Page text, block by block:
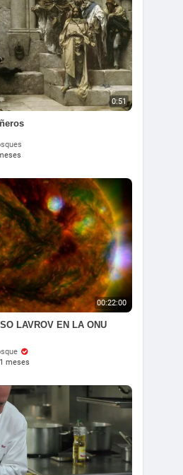
0:51
00:22:00
LAVROV EN LA ONU
meses